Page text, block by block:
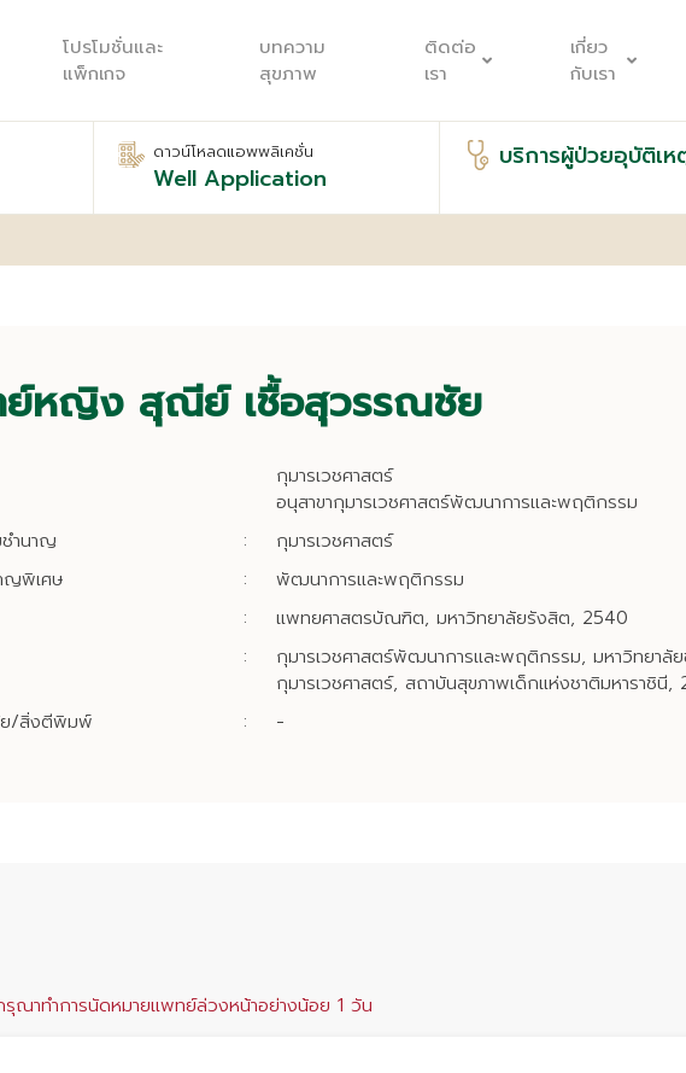
โปรโมชั่นและ
แพ็กเกจ
บทความ
สุขภาพ
ติดต่อ
เรา
เกี่ยว
กับเรา
ดาวน์โหลดแอพพลิเคชั่น
Well Application
บริการผู้ป่วยอุบัติเ
หญิง สุณีย์ เชื้อสุวรรณชัย
กุมารเวชศาสตร์
อนุสาขากุมารเวชศาสตร์พัฒนาการและพฤติกรรม
ชำนาญ
:
กุมารเวชศาสตร์
ญพิเศษ
:
พัฒนาการและพฤติกรรม
:
แพทยศาสตรบัณฑิต, มหาวิทยาลัยรังสิต, 2540
:
กุมารเวชศาสตร์พัฒนาการและพฤติกรรม, มหาวิทยาลั
กุมารเวชศาสตร์, สถาบันสุขภาพเด็กแห่งชาติมหาราชินี,
ย/สิ่งตีพิมพ์
: -
รุณาทำการนัดหมายแพทย์ล่วงหน้าอย่างน้อย 1 วัน